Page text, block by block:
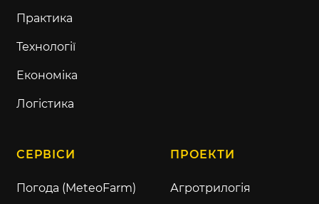
Практика
Технології
Економіка
Логістика
СЕРВІСИ
Погода (MeteoFarm)
ПРОЕКТИ
Агротрилогія